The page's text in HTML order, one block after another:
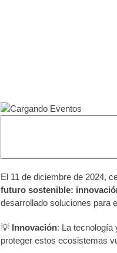
El 11 de diciembre de 2024,
futuro sostenible:
desarrollado soluciones para
💡 Innovación: La tecnología
proteger estos ecosistemas